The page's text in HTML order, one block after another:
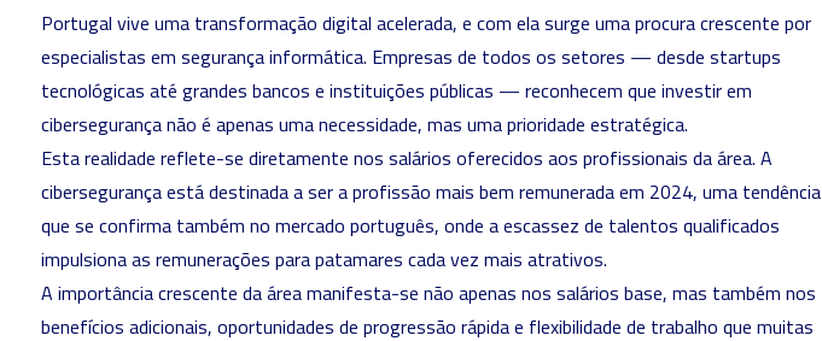
Portugal vive uma transformação digital acelerada, e com ela surge uma procura crescente por
especialistas em segurança informática. Empresas de todos os setores — desde startups
tecnológicas até grandes bancos e instituições públicas — reconhecem que investir em
cibersegurança não é apenas uma necessidade, mas uma prioridade estratégica.
Esta realidade reflete-se diretamente nos salários oferecidos aos profissionais da área. A
cibersegurança está destinada a ser a profissão mais bem remunerada em 2024, uma tendência
que se confirma também no mercado português, onde a escassez de talentos qualificados
impulsiona as remunerações para patamares cada vez mais atrativos.
A importância crescente da área manifesta-se não apenas nos salários base, mas também nos
benefícios adicionais, oportunidades de progressão rápida e flexibilidade de trabalho que muitas